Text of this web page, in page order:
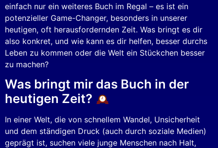
einfach nur ein weiteres Buch im Regal – es ist ein
potenzieller Game-Changer, besonders in unserer
heutigen, oft herausfordernden Zeit. Was bringt es dir
also konkret, und wie kann es dir helfen, besser durchs
Leben zu kommen oder die Welt ein Stückchen besser
zu machen?
Was bringt mir das Buch in der
heutigen Zeit?
In einer Welt, die von schnellem Wandel, Unsicherheit
und dem ständigen Druck (auch durch soziale Medien)
geprägt ist, suchen viele junge Menschen nach Halt,